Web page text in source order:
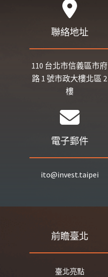
聯絡地址
110 台北市信義區市府
路 1 號市政大樓北區 2
樓
電子郵件
ito@invest.taipei
前瞻臺北
臺北亮點